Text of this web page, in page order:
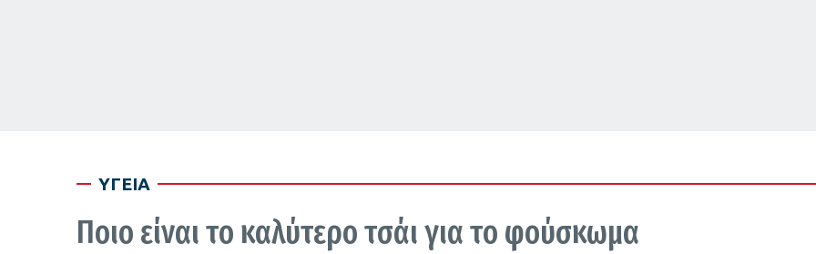
ΥΓΕΙΑ
Ποιο είναι το καλύτερο τσάι για το φούσκωμα